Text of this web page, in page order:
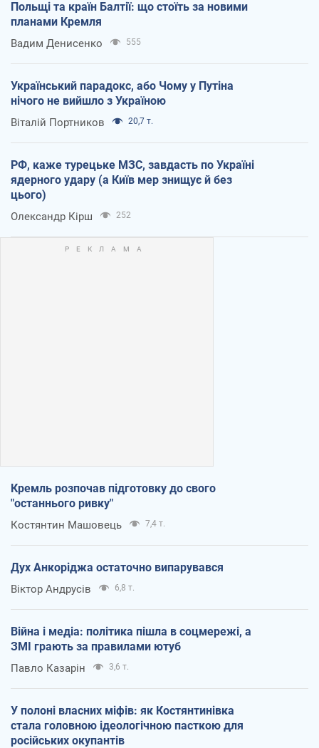
Польщі та країн Балтії: що стоїть за новими
планами Кремля
Вадим Денисенко 555
Український парадокс, або Чому у Путіна
нічого не вийшло з Україною
Віталій Портников 20,7 т.
РФ, каже турецьке МЗС, завдасть по Україні
ядерного удару (а Київ мер знищує й без
цього)
Олександр Кірш 252
Кремль розпочав підготовку до свого
"останнього ривку"
Костянтин Машовець 7,4 т.
Дух Анкоріджа остаточно випарувався
Віктор Андрусів 6,8 т.
Війна і медіа: політика пішла в соцмережі, а
ЗМІ грають за правилами ютуб
Павло Казарін 3,6 т.
У полоні власних міфів: як Костянтинівка
стала головною ідеологічною пасткою для
російських окупантів